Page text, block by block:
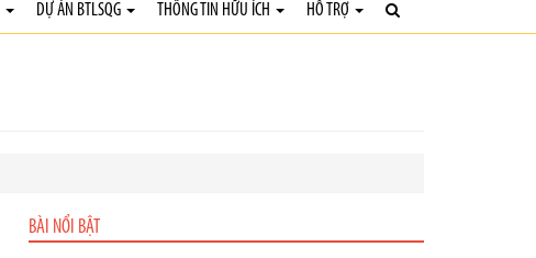
DỰ ÁN BTLSQG THÔNG TIN HỮU ÍCH HỖ TRỢ
BÀI NỔI BẬT